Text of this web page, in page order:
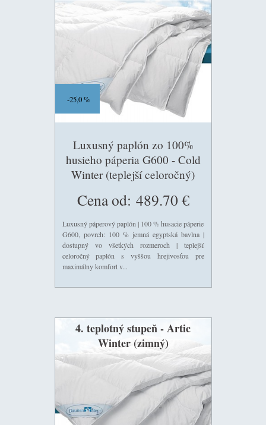
Luxusný paplón zo 100%
husieho páperia G600 - Cold
Winter (teplejší celoročný)
25,0 %
Cena od: 489.70 €
Luxusný páperový paplón | 100 % husacie páperie
G600, povrch: 100 % jemná egyptská bavlna |
dostupný vo všetkých rozmeroch | teplejší
celoročný paplón s vyššou hrejivosťou pre
maximálny komfort v...
4. teplotný stupeň - Artic
Winter (zimný)